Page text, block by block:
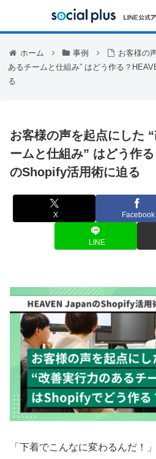
ホーム 事例
お客様の
あるチームと仕組み” はどう作る？
る
お客様の声を起点にした
ームと仕組み” はどう作
のShopify活用術に迫る
X Facebook
LINE
「下着でこんなに変わるんだ！